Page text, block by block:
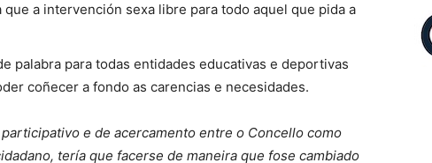
a intervención sexa libre para todo aquel que pida a
palabra para todas entidades educativas e deportivas
coñecer a fondo as carencias e necesidades.
e de acercamento entre o Concello como
tería que facerse de maneira que fose cambiado